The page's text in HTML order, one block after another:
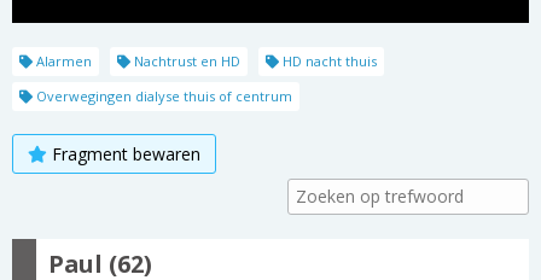
Alarmen Nachtrust en HD
HD nacht thuis
Overwegingen dialyse thuis of centrum
Fragment bewaren
Paul (62)